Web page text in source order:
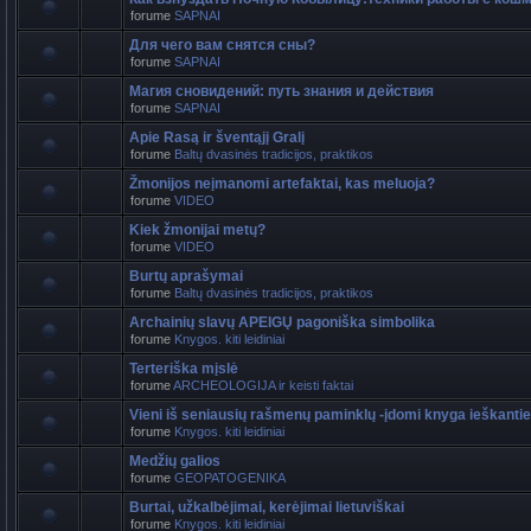
forume SAPNAI
Для чего вам снятся сны?
forume SAPNAI
Магия сновидений: путь знания и действия
forume SAPNAI
Apie Rasą ir šventąjį Gralį
forume Baltų dvasinės tradicijos, praktikos
Žmonijos neįmanomi artefaktai, kas meluoja?
forume VIDEO
Kiek žmonijai metų?
forume VIDEO
Burtų aprašymai
forume Baltų dvasinės tradicijos, praktikos
Archainių slavų APEIGŲ pagoniška simbolika
forume Knygos. kiti leidiniai
Terteriška mįslė
forumeARCHEOLOGIJA ir keisti faktai
Vieni iš seniausių rašmenų paminklų -įdomi knyga
forume Knygos. kiti leidiniai
Medžių galios
forume GEOPATOGENIKA
Burtai, užkalbėjimai, kerėjimai lietuviškai
forume Knygos. kiti leidiniai